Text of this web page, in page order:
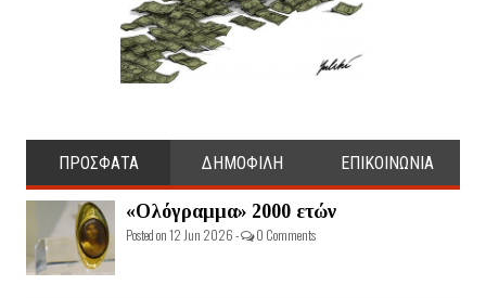
ΠΡΟΣΦΑΤΑ ΔΗΜΟΦΙΛΗ ΕΠΙΚΟΙΝΩΝΙΑ
«Ολόγραμμα» 2000 ετών
Posted on 12 Jun 2026 - 0 Comments